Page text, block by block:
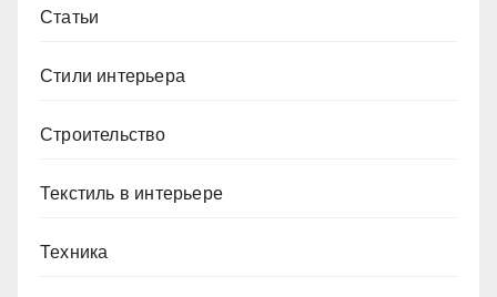
Статьи
Стили интерьера
Строительство
Текстиль в интерьере
Техника